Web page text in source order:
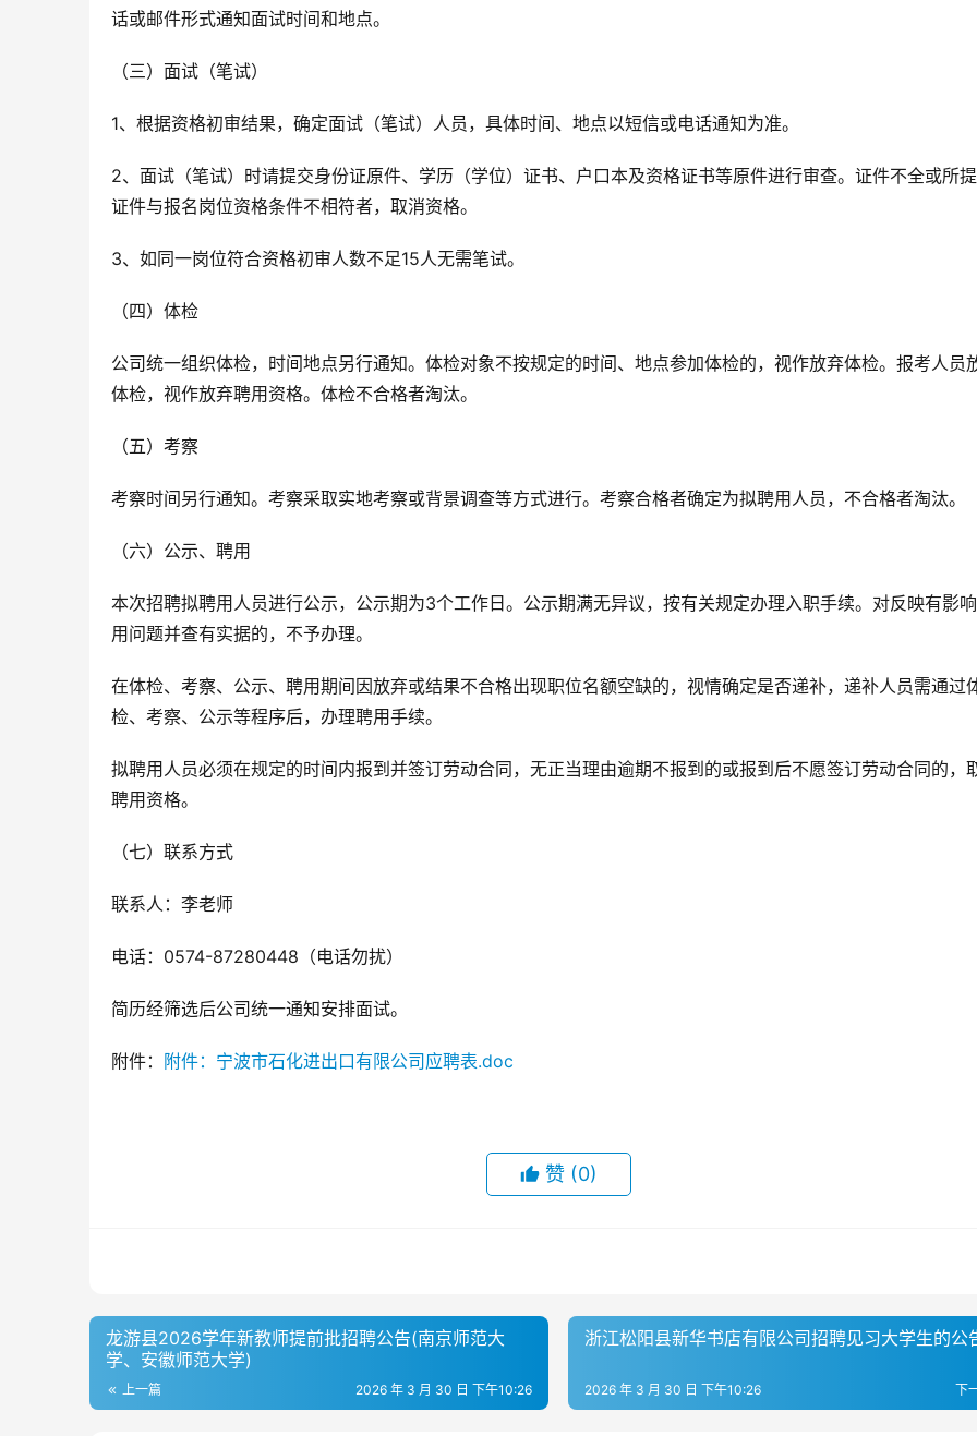
话或邮件形式通知面试时间和地点。
（三）面试（笔试）
1、根据资格初审结果，确定面试（笔试）人员，具体时间、地点以短信或电话通知为准。
2、面试（笔试）时请提交身份证原件、学历（学位）证书、户口本及资格证书等原件进行审查。证件不全或所
证件与报名岗位资格条件不相符者，取消资格。
3、如同一岗位符合资格初审人数不足15人无需笔试。
（四）体检
公司统一组织体检，时间地点另行通知。体检对象不按规定的时间、地点参加体检的，视作放弃体检。报考人员
体检，视作放弃聘用资格。体检不合格者淘汰。
（五）考察
考察时间另行通知。考察采取实地考察或背景调查等方式进行。考察合格者确定为拟聘用人员，不合格者淘汰。
（六）公示、聘用
本次招聘拟聘用人员进行公示，公示期为3个工作日。公示期满无异议，按有关规定办理入职手续。对反映有影
用问题并查有实据的，不予办理。
在体检、考察、公示、聘用期间因放弃或结果不合格出现职位名额空缺的，视情确定是否递补，递补人员需通过
检、考察、公示等程序后，办理聘用手续。
拟聘用人员必须在规定的时间内报到并签订劳动合同，无正当理由逾期不报到的或报到后不愿签订劳动合同的，
聘用资格。
（七）联系方式
联系人：李老师
电话：0574-87280448（电话勿扰）
简历经筛选后公司统一通知安排面试。
附件： 附件：宁波市石化进出口有限公司应聘表.doc
赞 (0)
龙游县2026学年新教师提前批招聘公告(南京师范大
学、安徽师范大学)
上一篇 2026 年 3 月 30 日 下午10:26
浙江松阳县新华书店有限公司招聘见习大学生的公
下
2026 年 3 月 30 日 下午10:26